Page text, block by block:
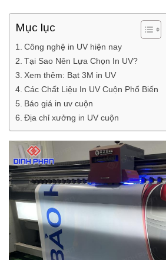
Mục lục
Công nghệ in UV hiện nay
Tại Sao Nên Lựa Chọn In UV?
Xem thêm: Bạt 3M in UV
Các Chất Liệu In UV Cuộn Phổ Biến
Báo giá in uv cuộn
Địa chỉ xưởng in UV cuộn